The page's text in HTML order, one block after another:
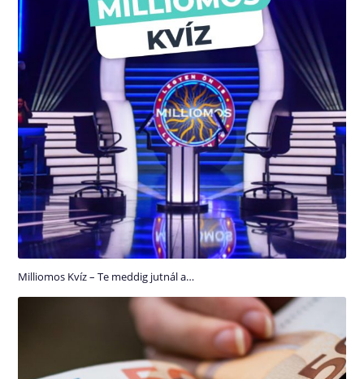
Milliomos Kvíz – Te meddig jutnál a…